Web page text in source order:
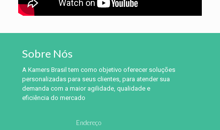
Sobre Nós
A Kamers Brasil tem como objetivo oferecer soluções
personalizadas para seus clientes, para atender sua
demanda com a maior agilidade, qualidade e
eficiência do mercado
Endereço